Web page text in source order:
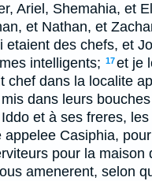
Ariel, Shemahia, et
et Nathan, et
etaient des chefs, et
intelligents; 17et je
chef dans la localite
dans leurs
et à ses freres,
appelee Casiphia,
pour la maison
amenerent, selon